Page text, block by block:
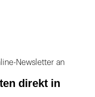
Newsletter an
direkt in